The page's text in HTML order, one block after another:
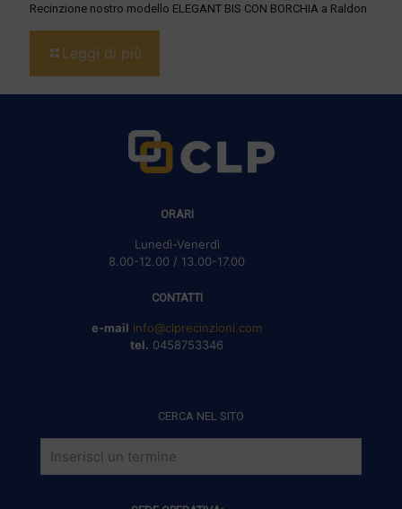
Recinzione nostro modello ELEGANT BIS CON BORCHIA a Raldon
Leggi di più
ORARI
Lunedì-Venerdì
8.00-12.00 / 13.00-17.00
CONTATTI
e-mail info@clprecinzioni.com
tel. 0458753346
CERCA NEL SITO